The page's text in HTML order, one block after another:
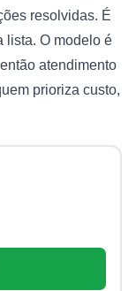
resolvidas. É
lista. O modelo é
atendimento
prioriza custo,